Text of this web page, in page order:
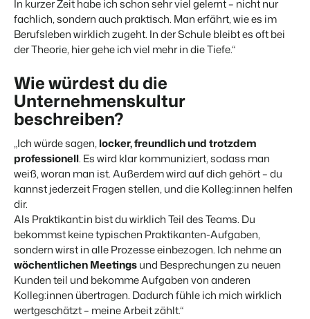
In kurzer Zeit habe ich schon sehr viel gelernt – nicht nur
fachlich, sondern auch praktisch. Man erfährt, wie es im
Berufsleben wirklich zugeht. In der Schule bleibt es oft bei
der Theorie, hier gehe ich viel mehr in die Tiefe.“
Wie würdest du die
Unternehmenskultur
beschreiben?
„Ich würde sagen,locker, freundlich und trotzdem
professionell. Es wird klar kommuniziert, sodass man
weiß, woran man ist. Außerdem wird auf dich gehört – du
kannst jederzeit Fragen stellen, und die Kolleg:innen helfen
dir.
Als Praktikant:in bist du wirklich Teil des Teams. Du
bekommst keine typischen Praktikanten-Aufgaben,
sondern wirst in alle Prozesse einbezogen. Ich nehme an
wöchentlichen Meetingsund Besprechungen zu neuen
Kunden teil und bekomme Aufgaben von anderen
Kolleg:innen übertragen. Dadurch fühle ich mich wirklich
wertgeschätzt – meine Arbeit zählt.“